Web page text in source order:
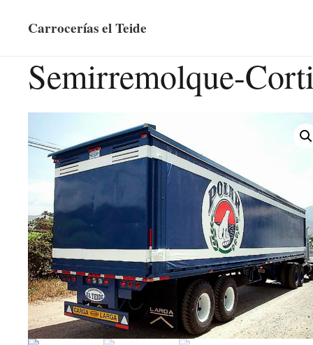
Carrocerías el Teide
Semirremolque-